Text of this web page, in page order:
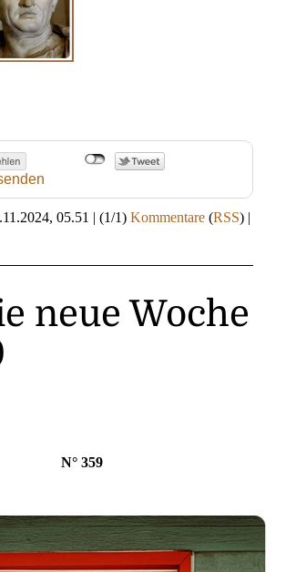
05.51 | (1/1) Kommentare (RSS) |
neue Woche
N° 359